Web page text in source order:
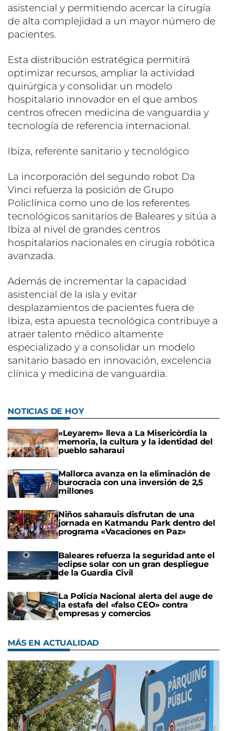
asistencial y permitiendo acercar la cirugía
de alta complejidad a un mayor número de
pacientes.
Esta distribución estratégica permitirá
optimizar recursos, ampliar la actividad
quirúrgica y consolidar un modelo
hospitalario innovador en el que ambos
centros ofrecen medicina de vanguardia y
tecnología de referencia internacional.
Ibiza, referente sanitario y tecnológico
La incorporación del segundo robot Da
Vinci refuerza la posición de Grupo
Policlínica como uno de los referentes
tecnológicos sanitarios de Baleares y sitúa a
Ibiza al nivel de grandes centros
hospitalarios nacionales en cirugía robótica
avanzada.
Además de incrementar la capacidad
asistencial de la isla y evitar
desplazamientos de pacientes fuera de
Ibiza, esta apuesta tecnológica contribuye a
atraer talento médico altamente
especializado y a consolidar un modelo
sanitario basado en innovación, excelencia
clínica y medicina de vanguardia.
NOTICIAS DE HOY
«Leyarem» lleva a La Misericòrdia la
memoria, la cultura y la identidad del
pueblo saharaui
Mallorca avanza en la eliminación de
burocracia con una inversión de 2,5
millones
Niños saharauis disfrutan de una
jornada en Katmandu Park dentro del
programa «Vacaciones en Paz»
Baleares refuerza la seguridad ante el
eclipse solar con un gran despliegue
de la Guardia Civil
La Policía Nacional alerta del auge de
la estafa del «falso CEO» contra
empresas y comercios
MÁS EN ACTUALIDAD